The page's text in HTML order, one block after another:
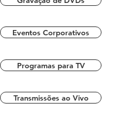
Eventos Corporativos
Programas para TV
Transmissões ao Vivo